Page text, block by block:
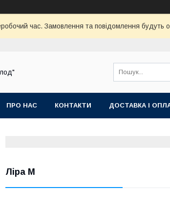
час. Замовлення та повідомлення
ПРО НАС КОНТАКТИ ДОСТАВКА І
Ліра М